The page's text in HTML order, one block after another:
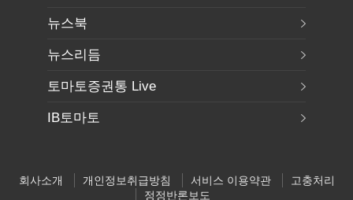
뉴스북
뉴스리듬
토마토증권통 Live
IB토마토
회사소개 개인정보취급방침 서비스 이용약관
고충처리
정정반론보도